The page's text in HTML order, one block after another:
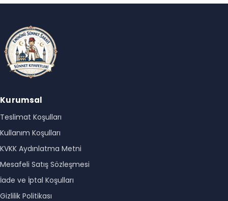
Kurumsal
Teslimat Koşulları
Kullanım Koşulları
KVKK Aydınlatma Metni
Mesafeli Satış Sözleşmesi
İade ve İptal Koşulları
Gizlilik Politikası